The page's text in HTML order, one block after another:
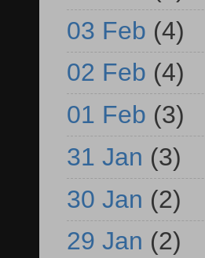
03 Feb (4)
02 Feb (4)
01 Feb (3)
31 Jan (3)
30 Jan (2)
29 Jan (2)